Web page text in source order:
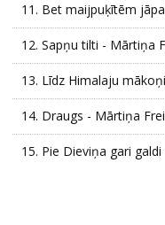
11. Bet maijpuķītēm
12. Sapņu tilti - Mārtiņa
13. Līdz Himalaju
14. Draugs - Mārtiņa
15. Pie Dieviņa gari